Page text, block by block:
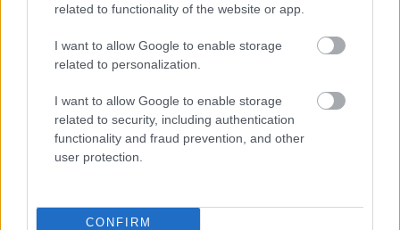
related to functionality of the website or app.
I want to allow Google to enable storage
related to personalization.
I want to allow Google to enable storage
related to security, including authentication
functionality and fraud prevention, and other
user protection.
CONFIRM
Άνευ προηγουμένου τα pre orders του GTA 6